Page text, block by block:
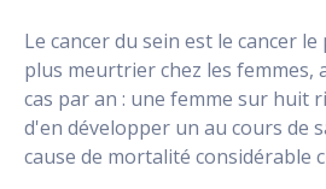
Le cancer du sein est le cancer
plus meurtrier chez les femmes,
cas par an : une femme sur huit
d'en développer un au cours de
cause de mortalité considérable